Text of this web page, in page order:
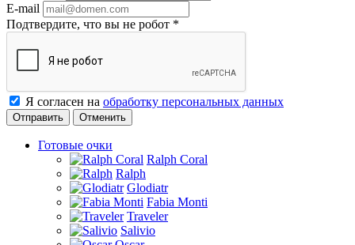
E-mail
Подтвердите, что вы не робот *
Я согласен на обработку персональных данных
Отменить
Готовые очки
Ralph Coral
Ralph
Glodiatr
Fabia Monti
Traveler
Salivio